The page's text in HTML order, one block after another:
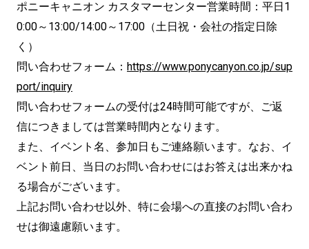
ポニーキャニオン カスタマーセンター営業時間：平日1
0:00～13:00/14:00～17:00（土日祝・会社の指定日除
く）
問い合わせフォーム： https://www.ponycanyon.co.jp/sup
port/inquiry
問い合わせフォームの受付は24時間可能ですが、ご返
信につきましては営業時間内となります。
また、イベント名、参加日もご連絡願います。なお、イ
ベント前日、当日のお問い合わせにはお答えは出来かね
る場合がございます。
上記お問い合わせ以外、特に会場への直接のお問い合わ
せは御遠慮願います。